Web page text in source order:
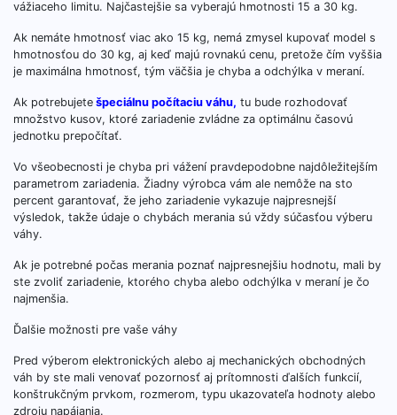
vážiaceho limitu. Najčastejšie sa vyberajú hmotnosti 15 a 30 kg.
Ak nemáte hmotnosť viac ako 15 kg, nemá zmysel kupovať model s
hmotnosťou do 30 kg, aj keď majú rovnakú cenu, pretože čím vyššia
je maximálna hmotnosť, tým väčšia je chyba a odchýlka v meraní.
Ak potrebujete špeciálnu počítaciu váhu, tu bude rozhodovať
množstvo kusov, ktoré zariadenie zvládne za optimálnu časovú
jednotku prepočítať.
Vo všeobecnosti je chyba pri vážení pravdepodobne najdôležitejším
parametrom zariadenia. Žiadny výrobca vám ale nemôže na sto
percent garantovať, že jeho zariadenie vykazuje najpresnejší
výsledok, takže údaje o chybách merania sú vždy súčasťou výberu
váhy.
Ak je potrebné počas merania poznať najpresnejšiu hodnotu, mali by
ste zvoliť zariadenie, ktorého chyba alebo odchýlka v meraní je čo
najmenšia.
Ďalšie možnosti pre vaše váhy
Pred výberom elektronických alebo aj mechanických obchodných
váh by ste mali venovať pozornosť aj prítomnosti ďalších funkcií,
konštrukčným prvkom, rozmerom, typu ukazovateľa hodnoty alebo
zdroju napájania.